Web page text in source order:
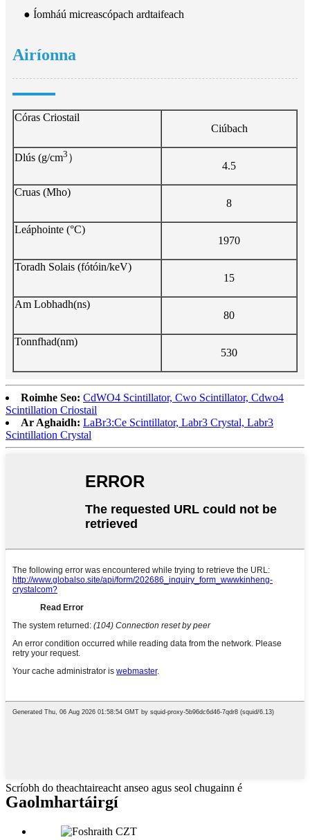
● Íomháú micreascópach ardtaifeach
Airíonna
Córas Criostail
Ciúbach
Dlús (g/cm3 ）
4.5
Cruas (Mho)
8
Leáphointe (°C)
1970
Toradh Solais (fótóin/keV)
15
Am Lobhadh(ns)
80
Tonnfhad(nm)
530
Roimhe Seo: CdWO4 Scintillator, Cwo Scintillator, Cdwo4
Scintillation Criostail
Ar Aghaidh: LaBr3:Ce Scintillator, Labr3 Crystal, Labr3
Scintillation Crystal
Scríobh do theachtaireacht anseo agus seol chugainn é
Gaolmhartáirgí